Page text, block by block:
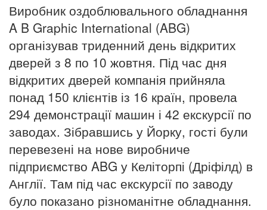
Виробник оздоблювального обладнання
A B Graphic International (ABG)
організував триденний день відкритих
дверей з 8 по 10 жовтня. Під час дня
відкритих дверей компанія прийняла
понад 150 клієнтів із 16 країн, провела
294 демонстрації машин і 42 екскурсії по
заводах. Зібравшись у Йорку, гості були
перевезені на нове виробниче
підприємство ABG у Келіторпі (Дріфілд) в
Англії. Там під час екскурсії по заводу
було показано різноманітне обладнання.